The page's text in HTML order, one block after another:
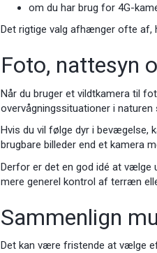
om du har brug for 4G-
Det rigtige valg afhænger ofte af,
Foto, nattesyn
Når du bruger et vildtkamera til
overvågningssituationer i
Hvis du vil følge dyr i bevægelse,
brugbare billeder end et kamera
Derfor er det en god idé at vælge
mere generel kontrol af terræn
Sammenlign
Det kan være fristende at vælge